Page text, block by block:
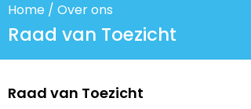
Home / Over ons
Raad van Toezicht
Raad van Toezicht